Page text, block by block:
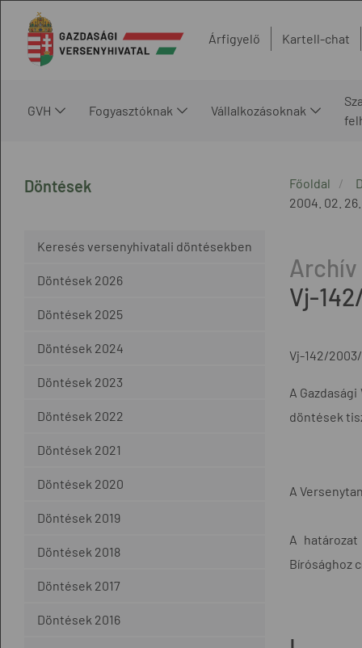
Árfigyelő Kartell-chat
GVH Fogyasztóknak Vállalkozásoknak
Döntések
Keresés versenyhivatali döntésekben
Döntések 2026
Döntések 2025
Döntések 2024
Döntések 2023
Döntések 2022
Döntések 2021
Döntések 2020
Döntések 2019
Döntések 2018
Döntések 2017
Döntések 2016
Főoldal
2004. 02. 26.
Vj-
Vj-142/
A
döntések
A
A
Bírósághoz